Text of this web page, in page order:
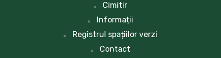
Cimitir
Informații
Registrul spațiilor verzi
Contact